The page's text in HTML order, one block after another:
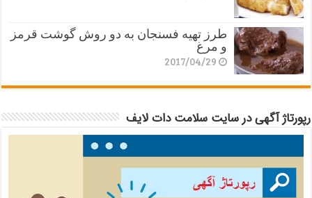
طرز تهیه فسنجان به دو روش گوشت قرمز
و مرغ
2017/04/29
رپورتاژ آگهی در سایت سلامت دات لایف